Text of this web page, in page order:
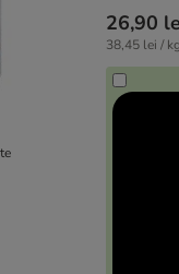
26,90
38,45 lei / kg